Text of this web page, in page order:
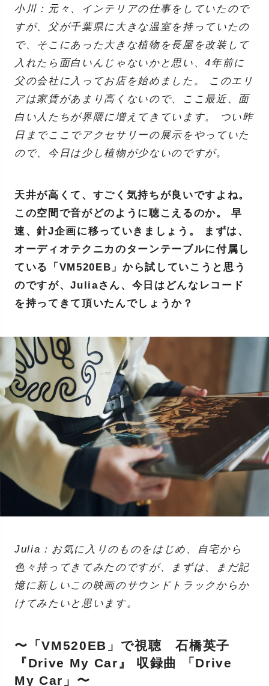
小川：元々、インテリアの仕事をしていたので
すが、父が千葉県に大きな温室を持っていたの
で、そこにあった大きな植物を長屋を改装して
入れたら面白いんじゃないかと思い、4年前に
父の会社に入ってお店を始めました。 このエリ
アは家賃があまり高くないので、ここ最近、面
白い人たちが界隈に増えてきています。 つい昨
日までここでアクセサリーの展示をやっていた
ので、今日は少し植物が少ないのですが。
天井が高くて、すごく気持ちが良いですよね。
この空間で音がどのように聴こえるのか。 早
速、針J企画に移っていきましょう。 まずは、
オーディオテクニカのターンテーブルに付属し
ている「VM520EB」から試していこうと思う
のですが、Juliaさん、今日はどんなレコード
を持ってきて頂いたんでしょうか？
Julia：お気に入りのものをはじめ、自宅から
色々持ってきてみたのですが、まずは、まだ記
憶に新しいこの映画のサウンドトラックからか
けてみたいと思います。
〜「VM520EB」で視聴 石橋英子
『Drive My Car』 収録曲 「Drive
My Car」〜